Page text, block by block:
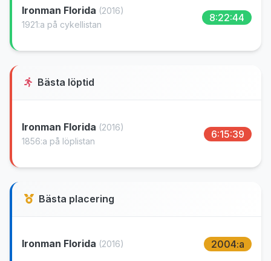
Ironman Florida (2016)
1921:a på cykellistan
8:22:44
Bästa löptid
Ironman Florida (2016)
1856:a på löplistan
6:15:39
Bästa placering
Ironman Florida (2016) 2004:a